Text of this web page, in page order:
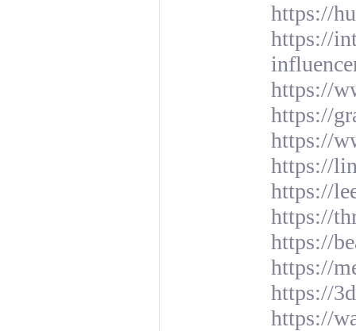
https://
https://
https://
https://
https://
https://
https://
https://
https://
https://
https://
https://